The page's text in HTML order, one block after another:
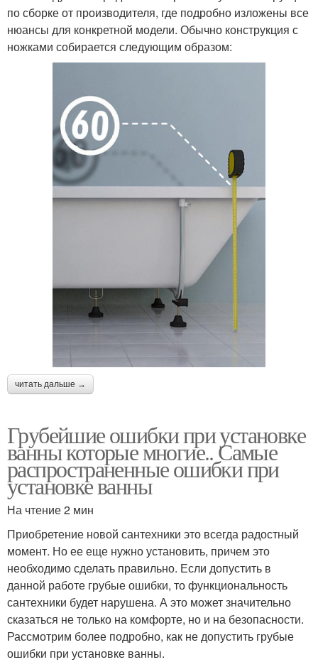
по сборке от производителя, где подробно изложены все
нюансы для конкретной модели. Обычно конструкция с
ножками собирается следующим образом:
читать дальше →
Грубейшие ошибки при установке
ванны которые многие.. Самые
распространенные ошибки при
установке ванны
На чтение 2 мин
Приобретение новой сантехники это всегда радостный
момент. Но ее еще нужно установить, причем это
необходимо сделать правильно. Если допустить в
данной работе грубые ошибки, то функциональность
сантехники будет нарушена. А это может значительно
сказаться не только на комфорте, но и на безопасности.
Рассмотрим более подробно, как не допустить грубые
ошибки при установке ванны.